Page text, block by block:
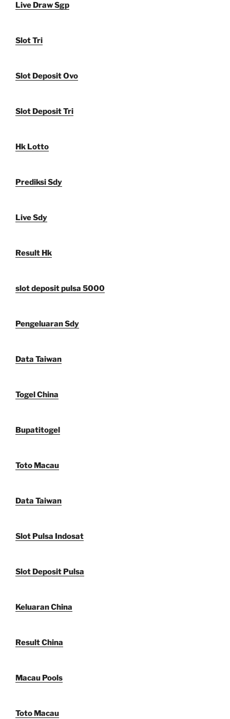
Live Draw Sgp
Slot Tri
Slot Deposit Ovo
Slot Deposit Tri
Hk Lotto
Prediksi Sdy
Live Sdy
Result Hk
slot deposit pulsa 5000
Pengeluaran Sdy
Data Taiwan
Togel China
Bupatitogel
Toto Macau
Data Taiwan
Slot Pulsa Indosat
Slot Deposit Pulsa
Keluaran China
Result China
Macau Pools
Toto Macau